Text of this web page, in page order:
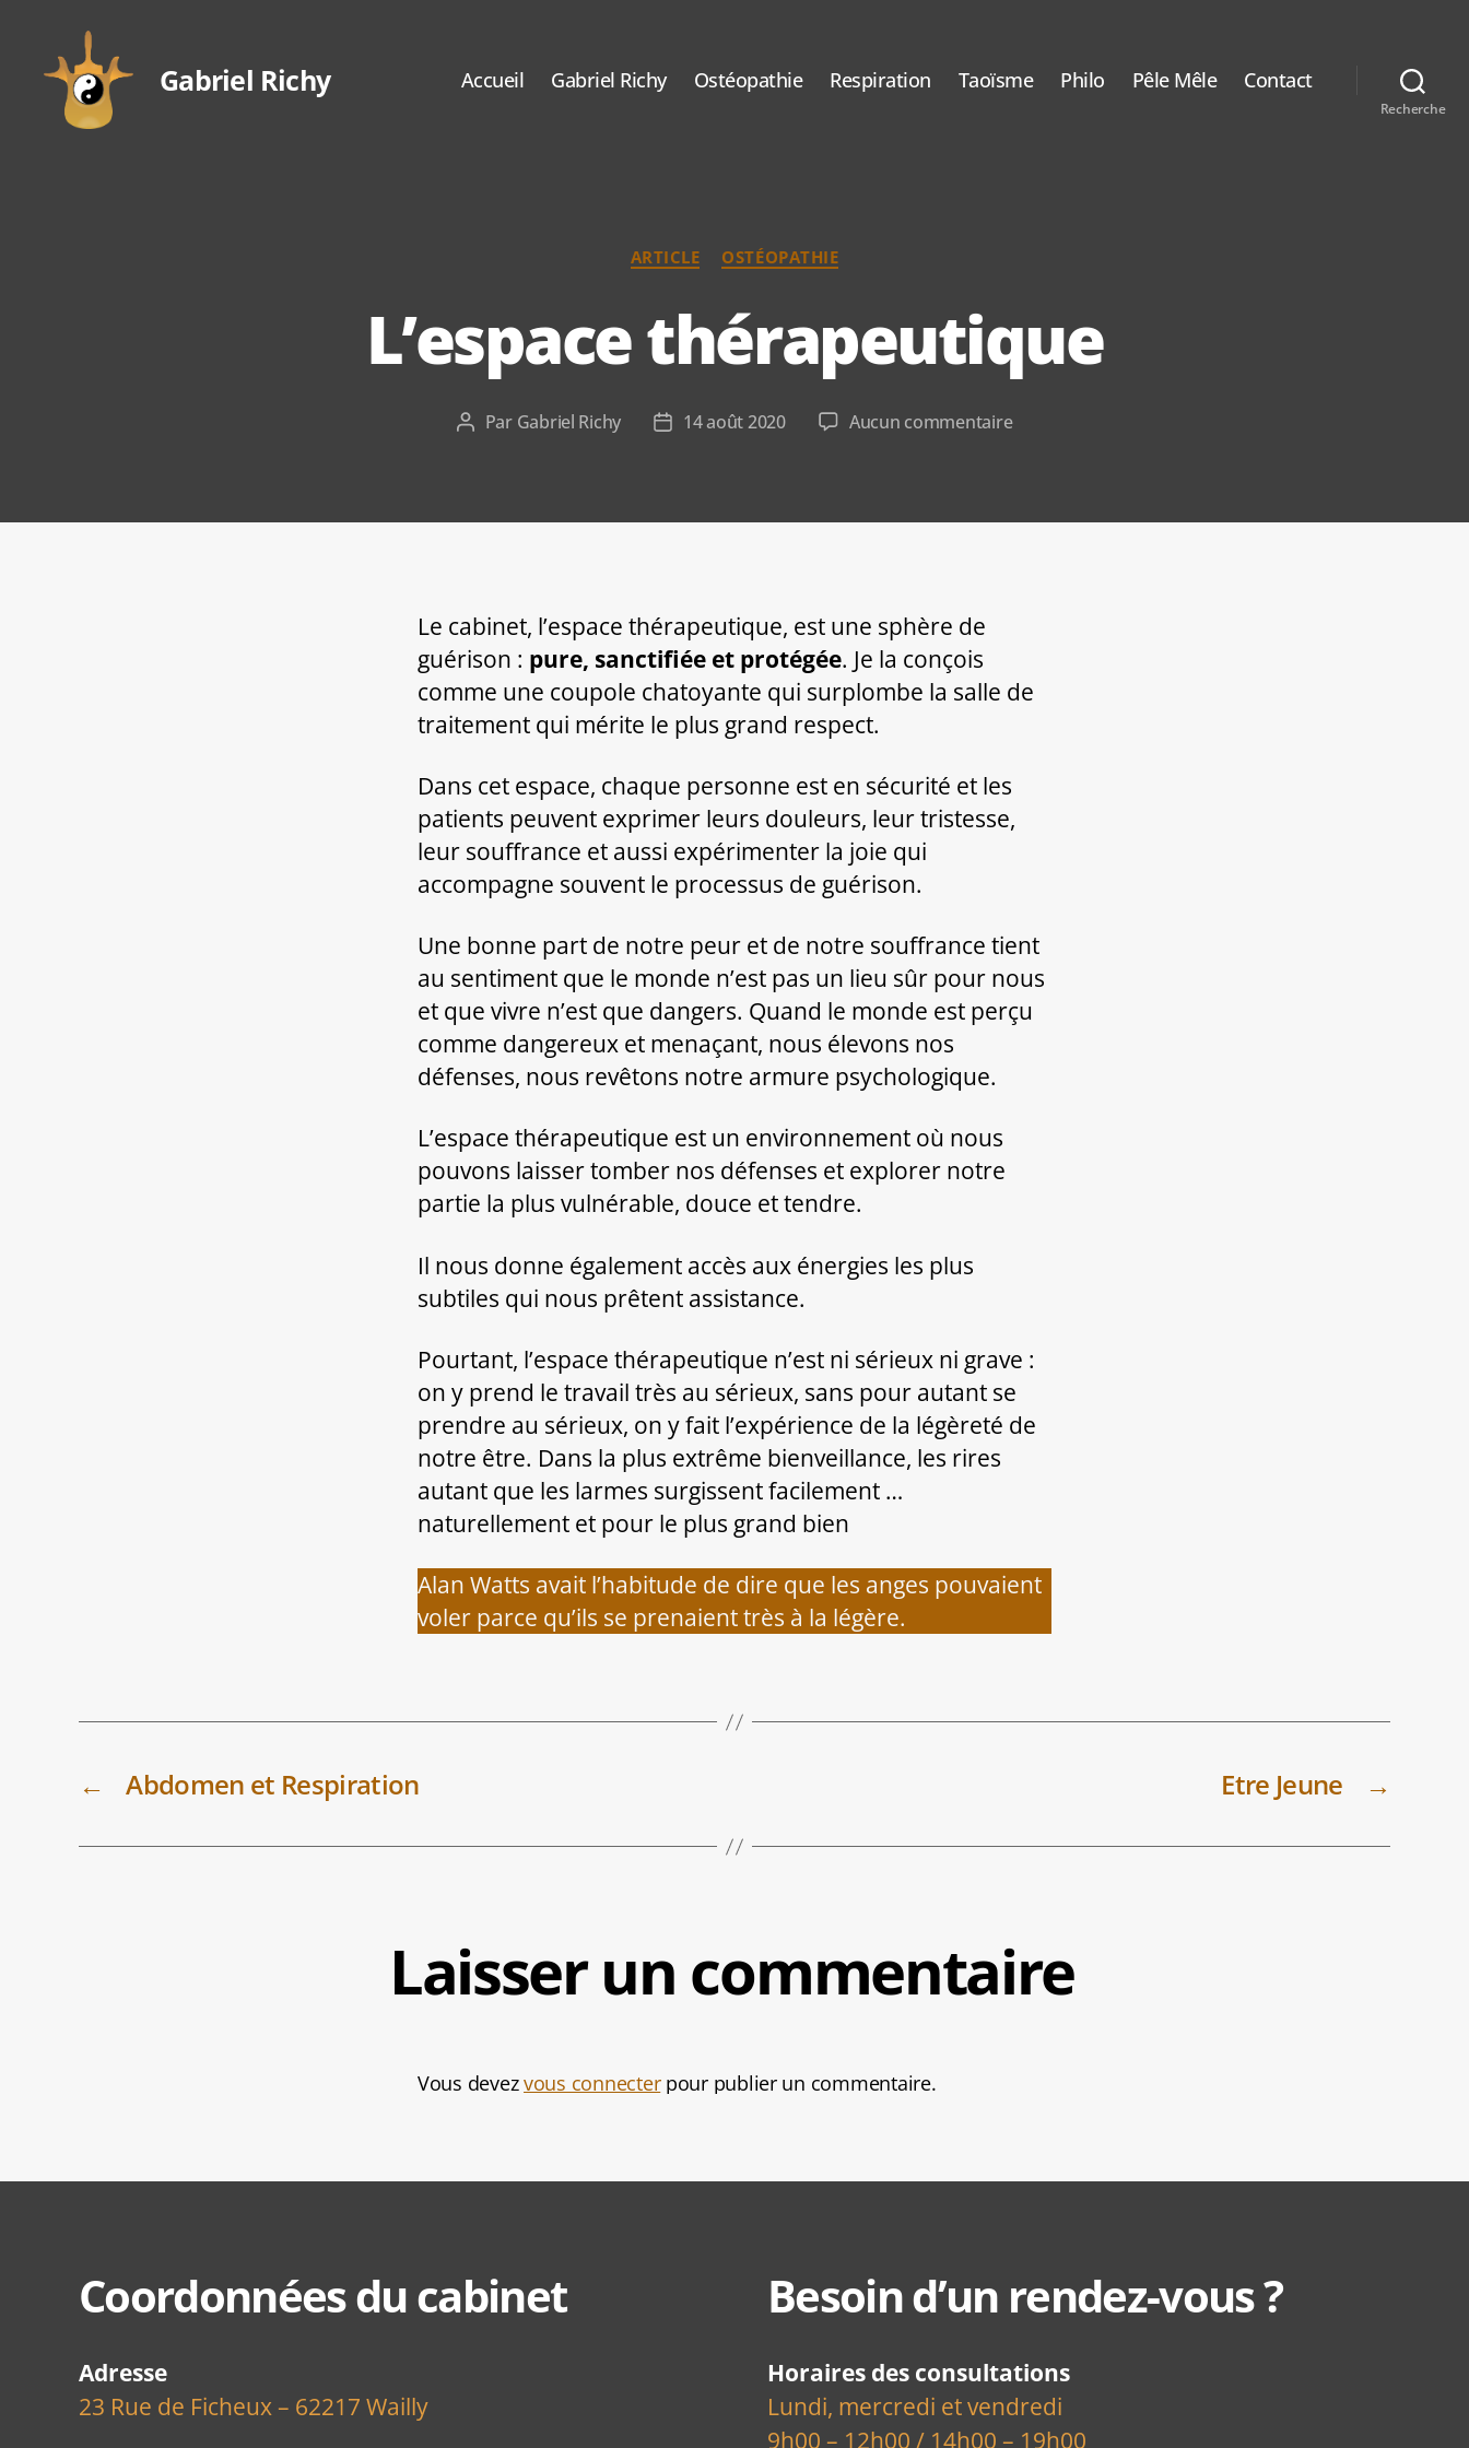
Gabriel Richy Accueil Gabriel Richy Ostéopathie Respiration Taoïsme Philo Pêle Mêle Contact
Recherche
Catégories
ARTICLE OSTÉOPATHIE
L’espace thérapeutique
Auteur
Par Gabriel Richy
Date14 août 2020 Aucun commentairesur
Le cabinet, l’espace thérapeutique, est une sphère de
guérison : pure, sanctifiée et protégée. Je la conçois
comme une coupole chatoyante qui surplombe la salle de
traitement qui mérite le plus grand respect.
Dans cet espace, chaque personne est en sécurité et les
patients peuvent exprimer leurs douleurs, leur tristesse,
leur souffrance et aussi expérimenter la joie qui
accompagne souvent le processus de guérison.
Une bonne part de notre peur et de notre souffrance tient
au sentiment que le monde n’est pas un lieu sûr pour nous
et que vivre n’est que dangers. Quand le monde est perçu
comme dangereux et menaçant, nous élevons nos
défenses, nous revêtons notre armure psychologique.
L’espace thérapeutique est un environnement où nous
pouvons laisser tomber nos défenses et explorer notre
partie la plus vulnérable, douce et tendre.
Il nous donne également accès aux énergies les plus
subtiles qui nous prêtent assistance.
Pourtant, l’espace thérapeutique n’est ni sérieux ni grave :
on y prend le travail très au sérieux, sans pour autant se
prendre au sérieux, on y fait l’expérience de la légèreté de
notre être. Dans la plus extrême bienveillance, les rires
autant que les larmes surgissent facilement …
naturellement et pour le plus grand bien
Alan Watts avait l’habitude de dire que les anges pouvaient
voler parce qu’ils se prenaient très à la légère.
← Abdomen et Respiration →
Etre Jeune
Laisser un commentaire
Vous devezvous connecterpour publier un commentaire.
Coordonnées du cabinet
Adresse
23 Rue de Ficheux – 62217 Wailly
Besoin d’un rendez-vous ?
Horaires des consultations
Lundi, mercredi et vendredi
9h00 – 12h00 / 14h00 – 19h00